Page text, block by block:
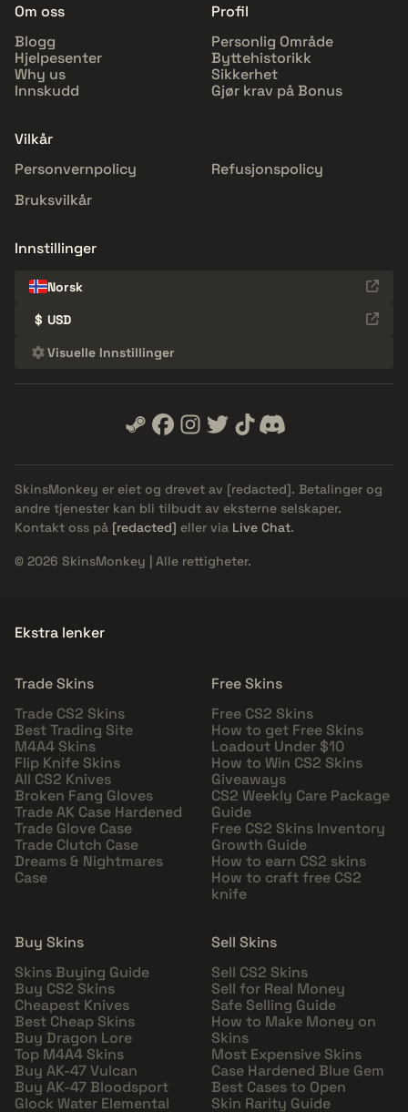
Om oss
Blogg
Hjelpesenter
Why us
Innskudd
Profil
Personlig Område
Byttehistorikk
Sikkerhet
Gjør krav på Bonus
Vilkår
Personvernpolicy
Refusjonspolicy
Bruksvilkår
Innstillinger
Norsk
$ USD
Visuelle Innstillinger
SkinsMonkey er eiet og drevet av [redacted]. Betalinger og
andre tjenester kan bli tilbudt av eksterne selskaper.
Kontakt oss på [redacted] eller via Live Chat.
© 2026 SkinsMonkey | Alle rettigheter.
Ekstra lenker
Trade Skins
Trade CS2 Skins
Best Trading Site
M4A4 Skins
Flip Knife Skins
All CS2 Knives
Broken Fang Gloves
Trade AK Case Hardened
Trade Glove Case
Trade Clutch Case
Dreams & Nightmares
Case
Free Skins
Free CS2 Skins
How to get Free Skins
Loadout Under $10
How to Win CS2 Skins
Giveaways
CS2 Weekly Care Package
Guide
Free CS2 Skins Inventory
Growth Guide
How to earn CS2 skins
How to craft free CS2
knife
Buy Skins
Skins Buying Guide
Buy CS2 Skins
Cheapest Knives
Best Cheap Skins
Buy Dragon Lore
Top M4A4 Skins
Buy AK-47 Vulcan
Buy AK-47 Bloodsport
Glock Water Elemental
Sell Skins
Sell CS2 Skins
Sell for Real Money
Safe Selling Guide
How to Make Money on
Skins
Most Expensive Skins
Case Hardened Blue Gem
Best Cases to Open
Skin Rarity Guide